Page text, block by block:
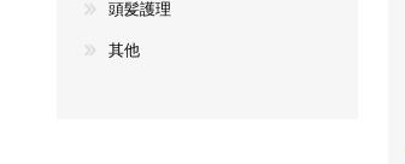
頭髪護理
其他